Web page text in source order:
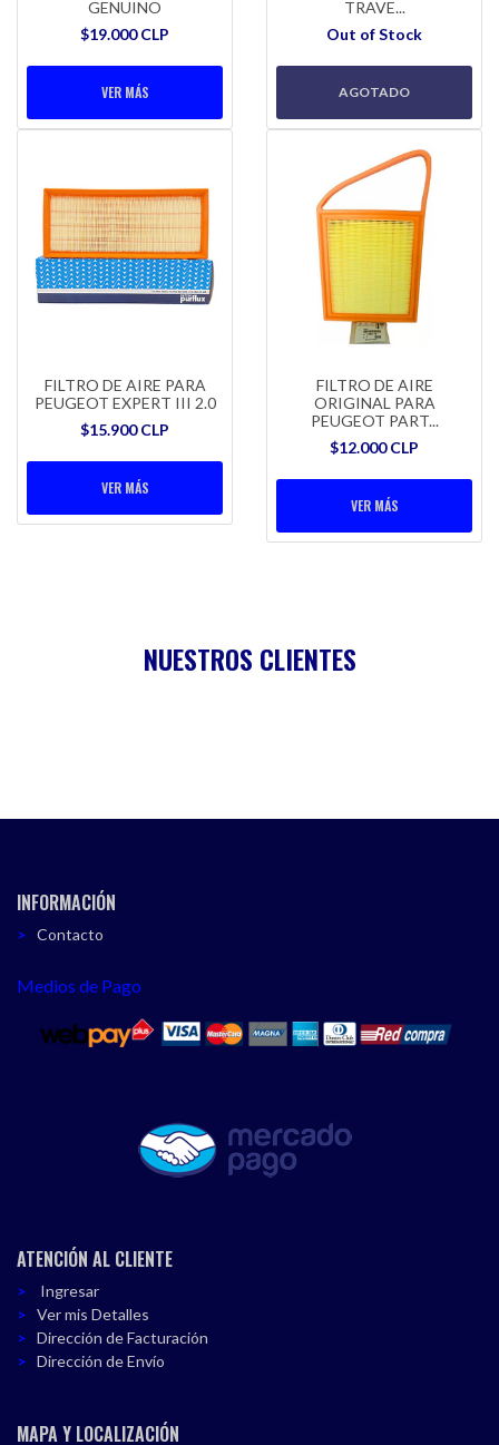
GENUINO
$19.000 CLP
VER MÁS
TRAVE...
Out of Stock
AGOTADO
FILTRO DE AIRE PARA
PEUGEOT EXPERT III 2.0
$15.900 CLP
VER MÁS
FILTRO DE AIRE
ORIGINAL PARA
PEUGEOT PART...
$12.000 CLP
VER MÁS
NUESTROS CLIENTES
INFORMACIÓN
Contacto
Medios de Pago
ATENCIÓN AL CLIENTE
Ingresar
Ver mis Detalles
Dirección de Facturación
Dirección de Envío
MAPA Y LOCALIZACIÓN